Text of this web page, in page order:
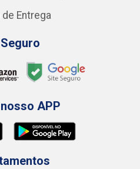
Entrega
APP